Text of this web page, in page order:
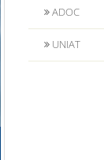
ADOC
UNIAT